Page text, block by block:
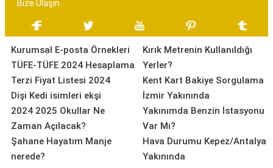
Bize Ulaşın
Kurumsal E-posta Örnekleri
TÜFE-TÜFE 2024 Hesaplama
Terzi Fiyat Listesi 2024
Dişi Kedi isimleri ekşi
2024 2025 Okullar Ne
Zaman Açılacak?
Şahane Hayatım Manje
nerede?
Kırık Metrenin Kullanıldığı
Yerler?
Kent Kart Bakiye Sorgulama
İzmir Yakınında
Yakınımda Benzin İstasyonu
Var Mı?
Hava Durumu Kepez/Antalya
Yakınında